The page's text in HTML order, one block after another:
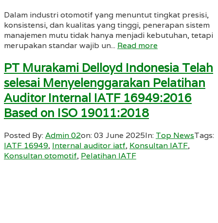
Dalam industri otomotif yang menuntut tingkat presisi,
konsistensi, dan kualitas yang tinggi, penerapan sistem
manajemen mutu tidak hanya menjadi kebutuhan, tetapi
merupakan standar wajib un... Read more
PT Murakami Delloyd Indonesia Telah
selesai Menyelenggarakan Pelatihan
Auditor Internal IATF 16949:2016
Based on ISO 19011:2018
Posted By:Admin 02on:03 June 2025In: Top NewsTags:
IATF 16949, Internal auditor iatf, Konsultan IATF,
Konsultan otomotif, Pelatihan IATF